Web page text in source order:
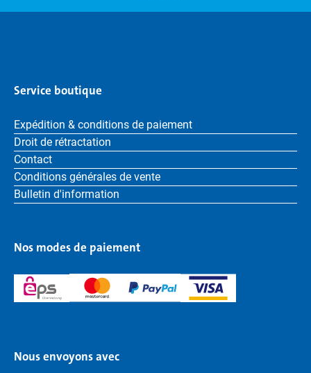
Service boutique
Expédition & conditions de paiement
Droit de rétractation
Contact
Conditions générales de vente
Bulletin d'information
Nos modes de paiement
Nous envoyons avec